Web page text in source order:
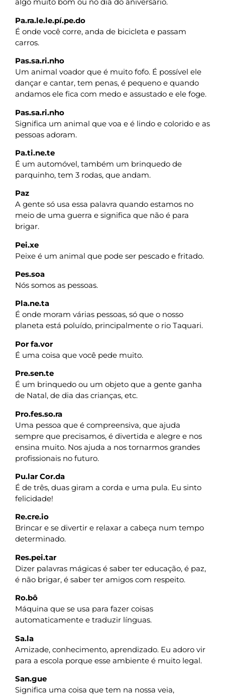
algo muito bom ou no dia do aniversário.
Pa.ra.le.le.pí.pe.do
É onde você corre, anda de bicicleta e passam
carros.
Pas.sa.ri.nho
Um animal voador que é muito fofo. É possível ele
dançar e cantar, tem penas, é pequeno e quando
andamos ele fica com medo e assustado e ele foge.
Pas.sa.ri.nho
Significa um animal que voa e é lindo e colorido e as
pessoas adoram.
Pa.ti.ne.te
É um automóvel, também um brinquedo de
parquinho, tem 3 rodas, que andam.
Paz
A gente só usa essa palavra quando estamos no
meio de uma guerra e significa que não é para
brigar.
Pei.xe
Peixe é um animal que pode ser pescado e fritado.
Pes.soa
Nós somos as pessoas.
Pla.ne.ta
É onde moram várias pessoas, só que o nosso
planeta está poluído, principalmente o rio Taquari.
Por fa.vor
É uma coisa que você pede muito.
Pre.sen.te
É um brinquedo ou um objeto que a gente ganha
de Natal, de dia das crianças, etc.
Pro.fes.so.ra
Uma pessoa que é compreensiva, que ajuda
sempre que precisamos, é divertida e alegre e nos
ensina muito. Nos ajuda a nos tornarmos grandes
profissionais no futuro.
Pu.lar Cor.da
É de três, duas giram a corda e uma pula. Eu sinto
felicidade!
Re.cre.io
Brincar e se divertir e relaxar a cabeça num tempo
determinado.
Res.pei.tar
Dizer palavras mágicas é saber ter educação, é paz,
é não brigar, é saber ter amigos com respeito.
Ro.bô
Máquina que se usa para fazer coisas
automaticamente e traduzir línguas.
Sa.la
Amizade, conhecimento, aprendizado. Eu adoro vir
para a escola porque esse ambiente é muito legal.
San.gue
Significa uma coisa que tem na nossa veia,